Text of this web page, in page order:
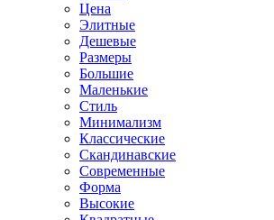
Цена
Элитные
Дешевые
Размеры
Большие
Маленькие
Стиль
Минимализм
Классические
Скандинавские
Современные
Форма
Высокие